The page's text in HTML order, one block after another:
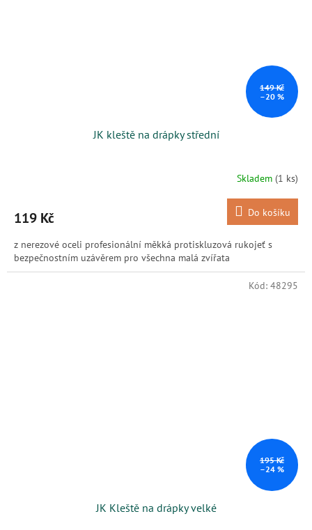
149 Kč
–20 %
JK kleště na drápky střední
Skladem (1 ks)
119 Kč Do košíku
z nerezové oceli profesionální měkká protiskluzová rukojeť s
bezpečnostním uzávěrem pro všechna malá zvířata
195 Kč
–24 %
JK Kleště na drápky velké
Kód: 48295